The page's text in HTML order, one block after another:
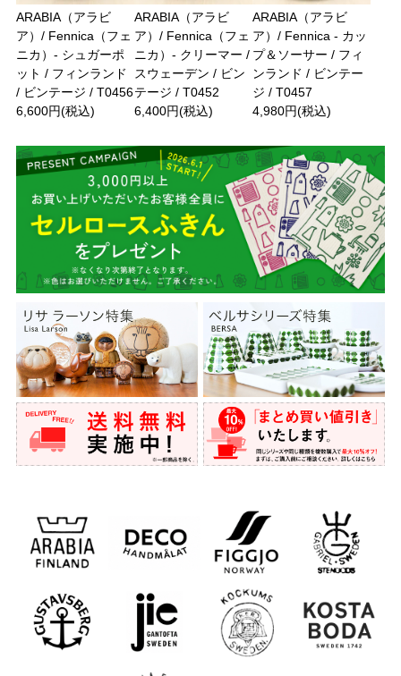
ARABIA（アラビ
ア）/ Fennica（フェ
ニカ）- シュガーポ
ット / フィンランド
/ ビンテージ / T0456
6,600円(税込)
ARABIA（アラビ
ア）/ Fennica（フェ
ニカ）- クリーマー /
スウェーデン / ビン
テージ / T0452
6,400円(税込)
ARABIA（アラビ
ア）/ Fennica - カッ
プ＆ソーサー / フィ
ンランド / ビンテー
ジ / T0457
4,980円(税込)